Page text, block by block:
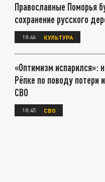
Православные Поморья
сохранение русского
18:46 КУЛЬТУРА
«Оптимизм испарился»:
Рёпке по поводу потери
СВО
18:45 СВО